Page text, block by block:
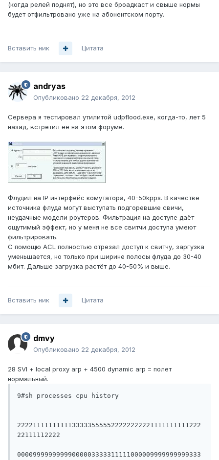
(когда релей поднят), но это все броадкаст и свыше нормы
будет отфильтровано уже на абонентском порту.
Вставить ник Цитата
andryas
Опубликовано 22 декабря, 2012
Сервера я тестировал утилитой udpflood.exe, когда-то, лет 5
назад, встретил её на этом форуме.
Флудил на IP интерфейс комутатора, 40-50kpps. В качестве
источника флуда могут выступать подгоревшие свичи,
неудачные модели роутеров. Фильтрация на доступе даёт
ощутимый эффект, но у меня не все свитчи доступа умеют
фильтрировать.
С помощю ACL полностью отрезал доступ к свитчу, заргузка
уменьшается, но только при ширине полосы флуда до 30-40
мбит. Дальше загрузка растёт до 40-50% и выше.
Вставить ник Цитата
dmvy
Опубликовано 22 декабря, 2012
28 SVI + local proxy arp + 4500 dynamic arp = полет
нормальный.
9#sh processes cpu history
22221111111111333335555522222222221111111111222
22111112222
00009999999999000003333311111000009999999999333